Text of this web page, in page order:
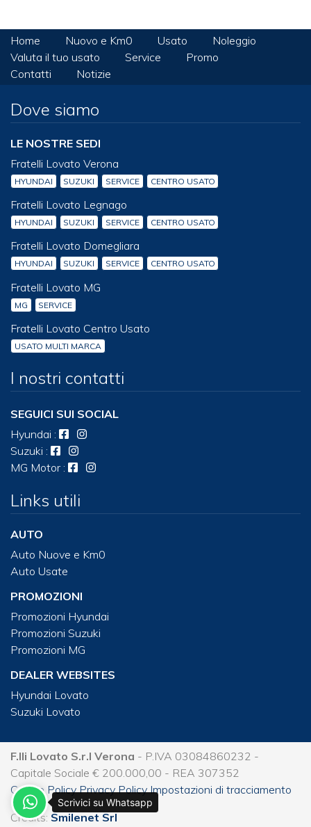
Home Nuovo e Km0 Usato
Noleggio
Valuta il tuo usato
Service
Promo
Contatti
Notizie
Dove siamo
LE NOSTRE SEDI
Fratelli Lovato Verona
HYUNDAI SUZUKI SERVICE CENTRO USATO
Fratelli Lovato Legnago
HYUNDAI SUZUKI SERVICE CENTRO USATO
Fratelli Lovato Domegliara
HYUNDAI SUZUKI SERVICE CENTRO USATO
Fratelli Lovato MG
MG SERVICE
Fratelli Lovato Centro Usato
USATO MULTI MARCA
I nostri contatti
SEGUICI SUI SOCIAL
Hyundai :
Suzuki :
MG Motor :
Links utili
AUTO
Auto Nuove e Km0
Auto Usate
PROMOZIONI
Promozioni Hyundai
Promozioni Suzuki
Promozioni MG
DEALER WEBSITES
Hyundai Lovato
Suzuki Lovato
F.lli Lovato S.r.l Verona - P.IVA 03084860232 -
Capitale Sociale € 200.000,00 - REA 307352
Cookie Policy Privacy Policy Impostazioni di tracciamento
Credits: Smilenet Srl
Scrivici su Whatsapp